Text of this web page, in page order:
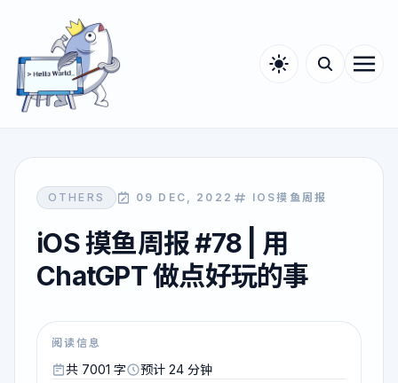
OTHERS 09 DEC, 2022 IOS摸鱼周报
iOS 摸鱼周报 #78 | 用
ChatGPT 做点好玩的事
阅读信息
共 7001 字 预计 24 分钟